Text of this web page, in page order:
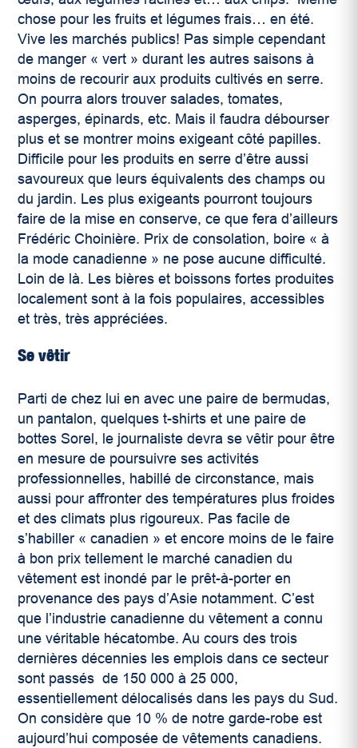
chose pour les fruits et légumes frais… en été.
Vive les marchés publics! Pas simple cependant
de manger « vert » durant les autres saisons à
moins de recourir aux produits cultivés en serre.
On pourra alors trouver salades, tomates,
asperges, épinards, etc. Mais il faudra débourser
plus et se montrer moins exigeant côté papilles.
Difficile pour les produits en serre d’être aussi
savoureux que leurs équivalents des champs ou
du jardin. Les plus exigeants pourront toujours
faire de la mise en conserve, ce que fera d’ailleurs
Frédéric Choinière. Prix de consolation, boire « à
la mode canadienne » ne pose aucune difficulté.
Loin de là. Les bières et boissons fortes produites
localement sont à la fois populaires, accessibles
et très, très appréciées.
Se vêtir
Parti de chez lui en avec une paire de bermudas,
un pantalon, quelques t-shirts et une paire de
bottes Sorel, le journaliste devra se vêtir pour être
en mesure de poursuivre ses activités
professionnelles, habillé de circonstance, mais
aussi pour affronter des températures plus froides
et des climats plus rigoureux. Pas facile de
s’habiller « canadien » et encore moins de le faire
à bon prix tellement le marché canadien du
vêtement est inondé par le prêt-à-porter en
provenance des pays d’Asie notamment. C’est
que l’industrie canadienne du vêtement a connu
une véritable hécatombe. Au cours des trois
dernières décennies les emplois dans ce secteur
sont passés de 150 000 à 25 000,
essentiellement délocalisés dans les pays du Sud.
On considère que 10 % de notre garde-robe est
aujourd’hui composée de vêtements canadiens.